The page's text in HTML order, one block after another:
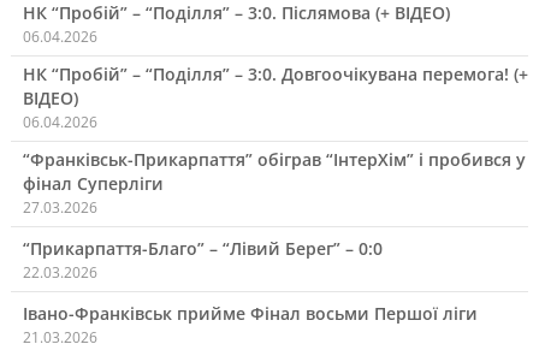
НК “Пробій” – “Поділля” – 3:0. Післямова (+ ВІДЕО)
06.04.2026
НК “Пробій” – “Поділля” – 3:0. Довгоочікувана перемога! (+
ВІДЕО)
06.04.2026
“Франківськ-Прикарпаття” обіграв “ІнтерХім” і пробився у
фінал Суперліги
27.03.2026
“Прикарпаття-Благо” – “Лівий Берег” – 0:0
22.03.2026
Івано-Франківськ прийме Фінал восьми Першої ліги
21.03.2026